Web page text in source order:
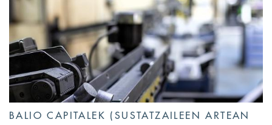
BALIO CAPITALEK (SUSTATZAILEEN ARTEAN